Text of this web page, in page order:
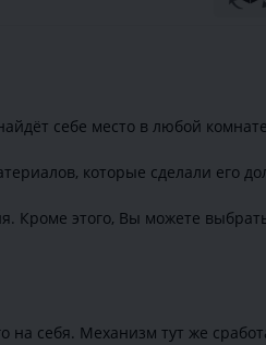
себе место в любой
которые сделали его
Кроме этого, Вы можете
на себя. Механизм тут же